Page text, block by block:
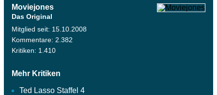
Moviejones
Das Original
Mitglied seit: 15.10.2008
Kommentare: 2.382
Kritiken: 1.410
Mehr Kritiken
Ted Lasso Staffel 4